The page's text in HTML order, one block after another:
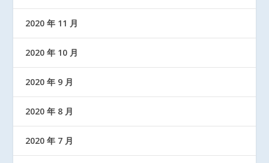
2020 年 11 月
2020 年 10 月
2020 年 9 月
2020 年 8 月
2020 年 7 月